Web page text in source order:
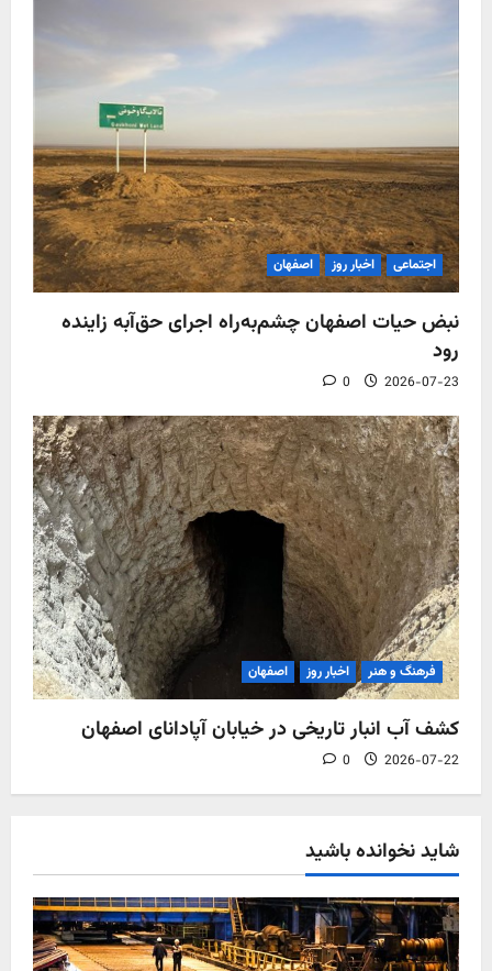
اجتماعی اخبار روز اصفهان
نبض حیات اصفهان چشم‌به‌راه اجرای حق‌آبه زاینده
رود
2026-07-23
0
فرهنگ و هنر اخبار روز اصفهان
کشف آب‌ انبار تاریخی در خیابان آپادانای اصفهان
2026-07-22
0
شاید نخوانده باشید